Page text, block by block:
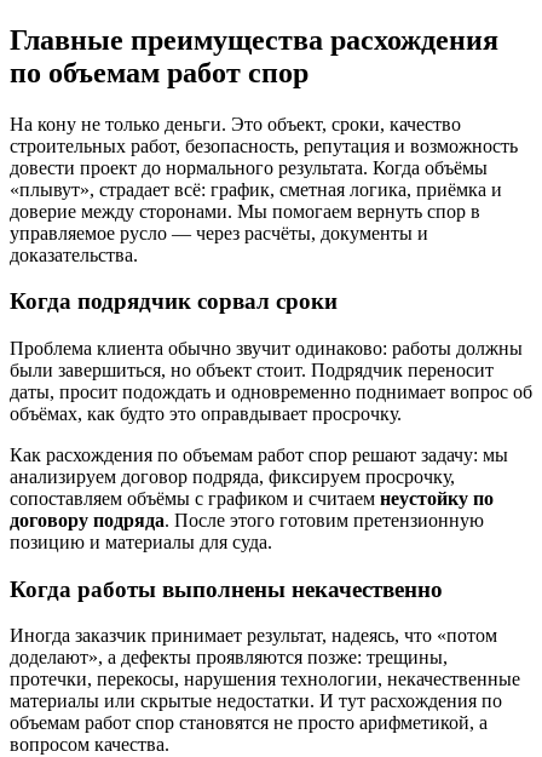
Главные преимущества расхождения
по объемам работ спор
На кону не только деньги. Это объект, сроки, качество
строительных работ, безопасность, репутация и возможность
довести проект до нормального результата. Когда объёмы
«плывут», страдает всё: график, сметная логика, приёмка и
доверие между сторонами. Мы помогаем вернуть спор в
управляемое русло — через расчёты, документы и
доказательства.
Когда подрядчик сорвал сроки
Проблема клиента обычно звучит одинаково: работы должны
были завершиться, но объект стоит. Подрядчик переносит
даты, просит подождать и одновременно поднимает вопрос об
объёмах, как будто это оправдывает просрочку.
Как расхождения по объемам работ спор решают задачу: мы
анализируем договор подряда, фиксируем просрочку,
сопоставляем объёмы с графиком и считаем неустойку по
договору подряда. После этого готовим претензионную
позицию и материалы для суда.
Когда работы выполнены некачественно
Иногда заказчик принимает результат, надеясь, что «потом
доделают», а дефекты проявляются позже: трещины,
протечки, перекосы, нарушения технологии, некачественные
материалы или скрытые недостатки. И тут расхождения по
объемам работ спор становятся не просто арифметикой, а
вопросом качества.